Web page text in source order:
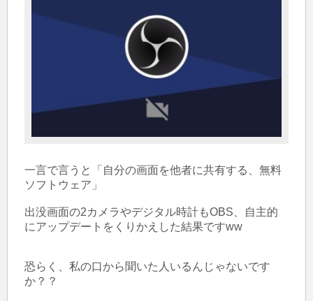
一言で言うと「自分の画面を他者に共有する、無料
ソフトウェア」
出没画面の2カメラやデジタル時計もOBS、自主的
にアップデートをくりかえした結果ですww
恐らく、私の口から聞いた人いるんじゃないです
か？？